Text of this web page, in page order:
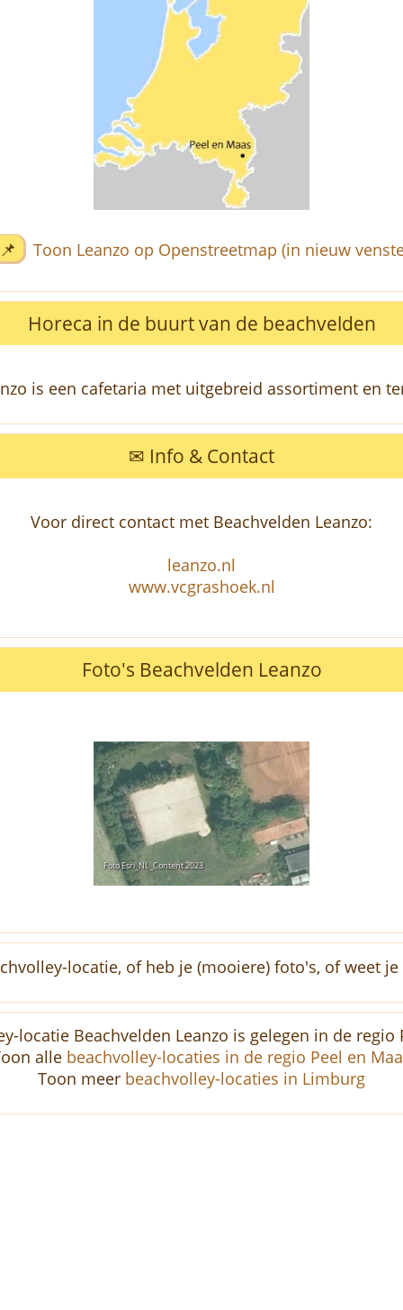
Toon Leanzo op Openstreetmap (in nieuw
Horeca in de buurt van de beachvelden
is een cafetaria met uitgebreid assortiment en
✉ Info & Contact
Voor direct contact met Beachvelden Leanzo:
leanzo.nl
www.vcgrashoek.nl
Foto's Beachvelden Leanzo
Foto Esri_NL_Content 2023
locatie, of heb je (mooiere) foto's, of weet
locatie Beachvelden Leanzo is gelegen in de regio
alle beachvolley-locaties in de regio Peel en
Toon meer beachvolley-locaties in Limburg